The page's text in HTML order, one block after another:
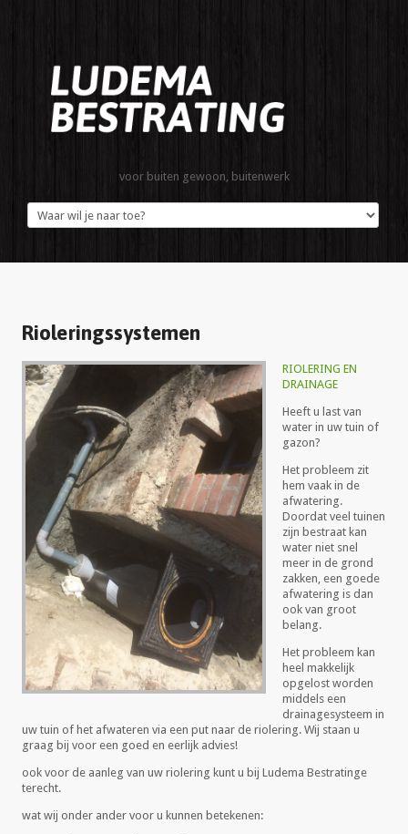
voor buiten gewoon, buitenwerk
Rioleringssystemen
RIOLERING EN
DRAINAGE
Heeft u last van
water in uw tuin of
gazon?
Het probleem zit
hem vaak in de
afwatering.
Doordat veel tuinen
zijn bestraat kan
water niet snel
meer in de grond
zakken, een goede
afwatering is dan
ook van groot
belang.
Het probleem kan
heel makkelijk
opgelost worden
middels een
drainagesysteem in
uw tuin of het afwateren via een put naar de riolering. Wij staan u
graag bij voor een goed en eerlijk advies!
ook voor de aanleg van uw riolering kunt u bij Ludema Bestratinge
terecht.
wat wij onder ander voor u kunnen betekenen: